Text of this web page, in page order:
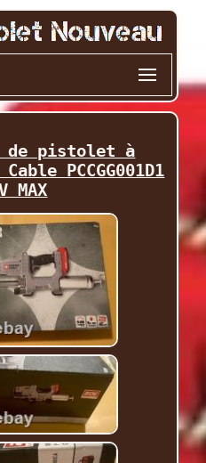
de pistolet à
PCCGG001D1
MAX